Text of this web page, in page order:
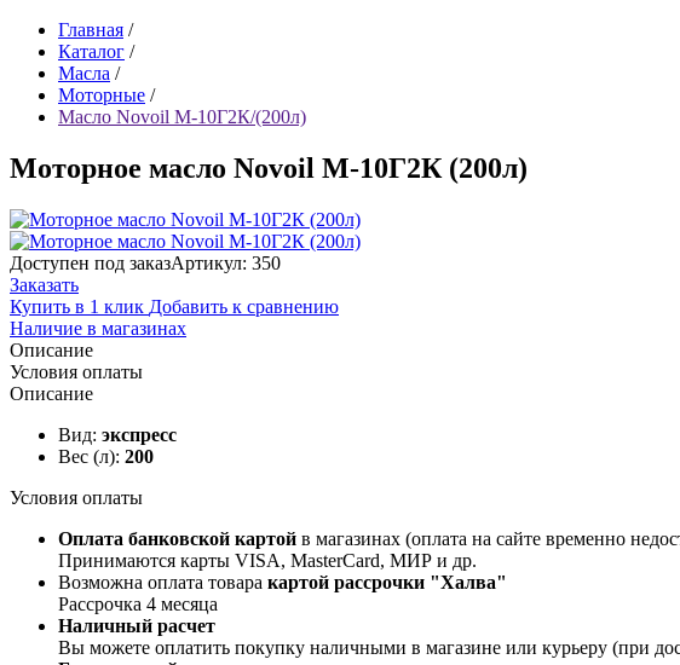
Главная /
Каталог /
Масла /
Моторные /
Масло Novoil М-10Г2К/(200л)
Моторное масло Novoil М-10Г2К (200л)
Доступен под заказАртикул: 350
Заказать
Купить в 1 клик Добавить к сравнению
Наличие в магазинах
Описание
Условия оплаты
Описание
Вид: экспресс
Вес (л): 200
Условия оплаты
Оплата банковской картой в магазинах (оплата на сайте временно
Принимаются карты VISA, MasterCard, МИР и др.
Возможна оплата товара картой рассрочки "Халва"
Рассрочка 4 месяца
Наличный расчет
Вы можете оплатить покупку наличными в магазине или курьеру (при